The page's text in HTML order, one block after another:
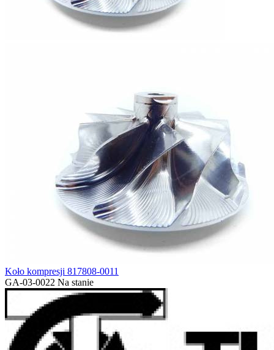
Koło kompresji 817808-0011
GA-03-0022 Na stanie